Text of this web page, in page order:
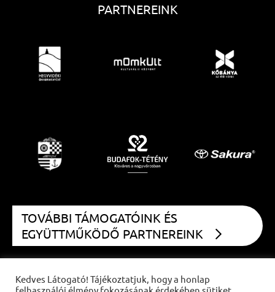
PARTNEREINK
TOVÁBBI TÁMOGATÓINK ÉS
EGYÜTTMŰKÖDŐ PARTNEREINK
Kedves Látogató! Tájékoztatjuk, hogy a honlap